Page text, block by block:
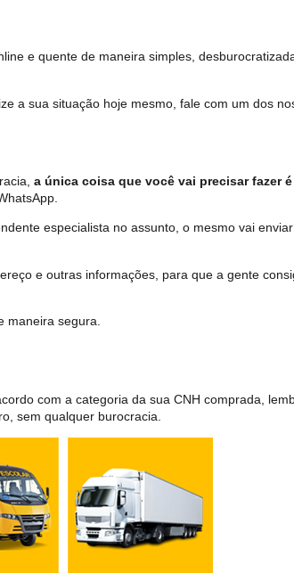
e quente de maneira simples,
a sua situação hoje mesmo, fale com um dos
a única coisa que você vai precisar fazer é
especialista no assunto, o mesmo vai
e outras informações, para que a gente
maneira segura.
com a categoria da sua CNH comprada,
sem qualquer burocracia.